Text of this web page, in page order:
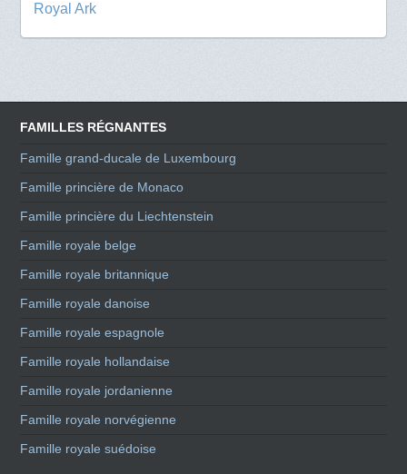
Royal Ark
FAMILLES RÉGNANTES
Famille grand-ducale de Luxembourg
Famille princière de Monaco
Famille princière du Liechtenstein
Famille royale belge
Famille royale britannique
Famille royale danoise
Famille royale espagnole
Famille royale hollandaise
Famille royale jordanienne
Famille royale norvégienne
Famille royale suédoise